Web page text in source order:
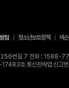
침 청소년보호정책 넥
로 256번길 7 전화 :
호 통신판매업 신고